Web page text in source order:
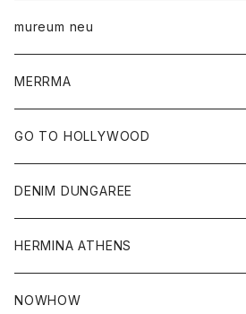
mureum neu
MERRMA
GO TO HOLLYWOOD
DENIM DUNGAREE
HERMINA ATHENS
NOWHOW